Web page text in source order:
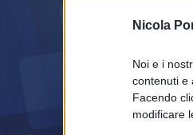
Nicola
Noi e i
contenuti e
Facendo
modificare